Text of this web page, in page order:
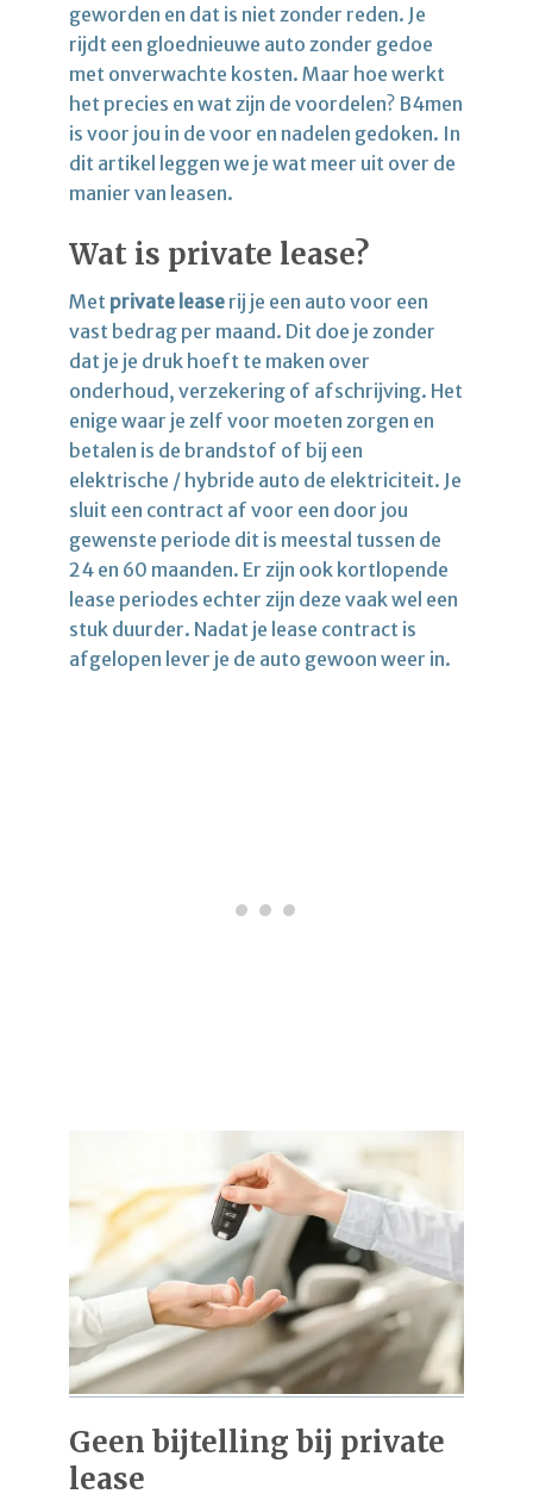
geworden en dat is niet zonder reden. Je
rijdt een gloednieuwe auto zonder gedoe
met onverwachte kosten. Maar hoe werkt
het precies en wat zijn de voordelen? B4men
is voor jou in de voor en nadelen gedoken. In
dit artikel leggen we je wat meer uit over de
manier van leasen.
Wat is private lease?
Met private lease rij je een auto voor een
vast bedrag per maand. Dit doe je zonder
dat je je druk hoeft te maken over
onderhoud, verzekering of afschrijving. Het
enige waar je zelf voor moeten zorgen en
betalen is de brandstof of bij een
elektrische / hybride auto de elektriciteit. Je
sluit een contract af voor een door jou
gewenste periode dit is meestal tussen de
24 en 60 maanden. Er zijn ook kortlopende
lease periodes echter zijn deze vaak wel een
stuk duurder. Nadat je lease contract is
afgelopen lever je de auto gewoon weer in.
Geen bijtelling bij private
lease